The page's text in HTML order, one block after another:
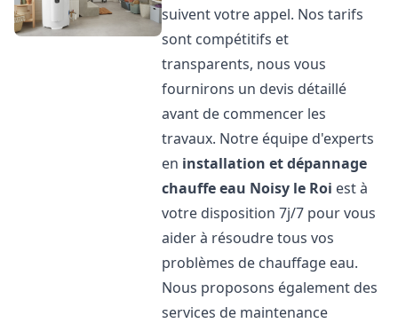
suivent votre appel. Nos tarifs
sont compétitifs et
transparents, nous vous
fournirons un devis détaillé
avant de commencer les
travaux. Notre équipe d'experts
en installation et dépannage
chauffe eau Noisy le Roi est à
votre disposition 7j/7 pour vous
aider à résoudre tous vos
problèmes de chauffage eau.
Nous proposons également des
services de maintenance